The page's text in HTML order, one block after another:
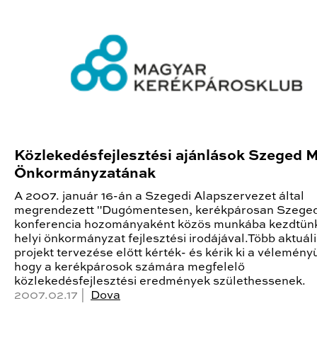
Közlekedésfejlesztési ajánlások Szeged
Önkormányzatának
A 2007. január 16-án a Szegedi Alapszervezet által
megrendezett "Dugómentesen, kerékpárosan
konferencia hozományaként közös munkába
helyi önkormányzat fejlesztési irodájával.Több
projekt tervezése előtt kérték- és kérik ki a
hogy a kerékpárosok számára megfelelő
közlekedésfejlesztési eredmények születhessenek.
2007.02.17 |
Dova